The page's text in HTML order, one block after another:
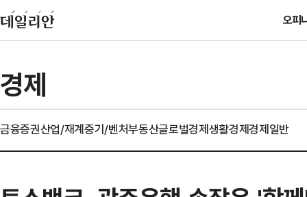
오피
경제
금융증권산업/재계중기/벤처부동산글로벌경제생활경제경제일반